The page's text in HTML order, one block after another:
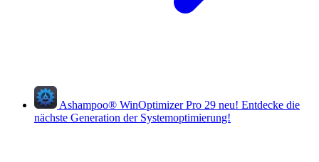
Ashampoo® WinOptimizer Pro 29 neu! Entdecke die
nächste Generation der Systemoptimierung!